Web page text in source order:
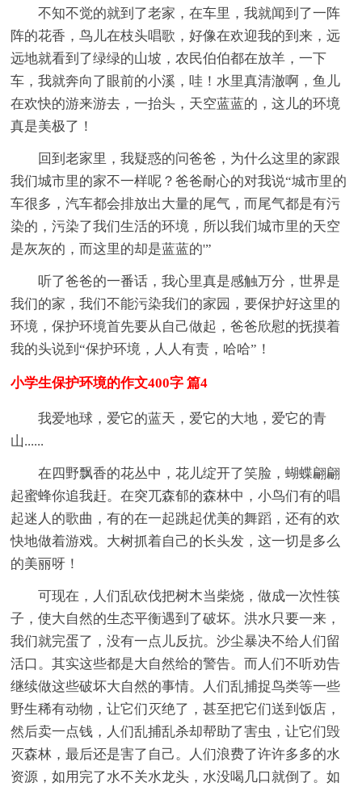
不知不觉的就到了老家，在车里，我就闻到了一阵
阵的花香，鸟儿在枝头唱歌，好像在欢迎我的到来，远
远地就看到了绿绿的山坡，农民伯伯都在放羊，一下
车，我就奔向了眼前的小溪，哇！水里真清澈啊，鱼儿
在欢快的游来游去，一抬头，天空蓝蓝的，这儿的环境
真是美极了！
回到老家里，我疑惑的问爸爸，为什么这里的家跟
我们城市里的家不一样呢？爸爸耐心的对我说“城市里的
车很多，汽车都会排放出大量的尾气，而尾气都是有污
染的，污染了我们生活的环境，所以我们城市里的天空
是灰灰的，而这里的却是蓝蓝的'”
听了爸爸的一番话，我心里真是感触万分，世界是
我们的家，我们不能污染我们的家园，要保护好这里的
环境，保护环境首先要从自己做起，爸爸欣慰的抚摸着
我的头说到“保护环境，人人有责，哈哈”！
小学生保护环境的作文400字 篇4
我爱地球，爱它的蓝天，爱它的大地，爱它的青
山......
在四野飘香的花丛中，花儿绽开了笑脸，蝴蝶翩翩
起蜜蜂你追我赶。在突兀森郁的森林中，小鸟们有的唱
起迷人的歌曲，有的在一起跳起优美的舞蹈，还有的欢
快地做着游戏。大树抓着自己的长头发，这一切是多么
的美丽呀！
可现在，人们乱砍伐把树木当柴烧，做成一次性筷
子，使大自然的生态平衡遇到了破坏。洪水只要一来，
我们就完蛋了，没有一点儿反抗。沙尘暴决不给人们留
活口。其实这些都是大自然给的警告。而人们不听劝告
继续做这些破坏大自然的事情。人们乱捕捉鸟类等一些
野生稀有动物，让它们灭绝了，甚至把它们送到饭店，
然后卖一点钱，人们乱捕乱杀却帮助了害虫，让它们毁
灭森林，最后还是害了自己。人们浪费了许许多多的水
资源，如用完了水不关水龙头，水没喝几口就倒了。如